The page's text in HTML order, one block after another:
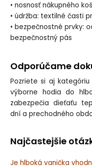
• nosnosť nákupného
• údržba: textilné časti
• bezpečnostné prvky:
bezpečnostný pás
Odporúčame
Pozriete si aj
výborne hodia do
zabezpečia dieťaťu
dní a prechodného
Najčastejšie
Je hlboká vanička